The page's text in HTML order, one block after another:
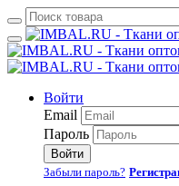
Войти
Email
Пароль
Войти
Забыли пароль?